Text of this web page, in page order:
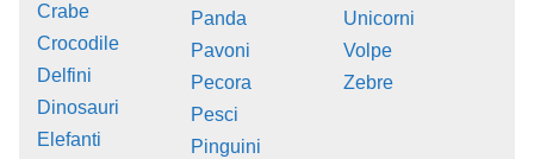
Crabe
Crocodile
Delfini
Dinosauri
Elefanti
Panda
Pavoni
Pecora
Pesci
Pinguini
Unicorni
Volpe
Zebre